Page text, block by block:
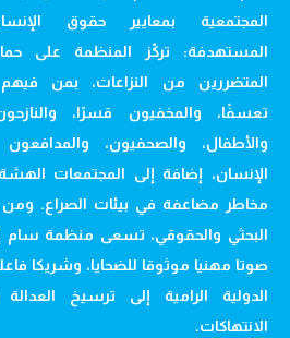
المجتمعية بمعايير حقوق
المستهدفة: تركّز المنظمة على
المتضررين من النزاعات، بمن
تعسفًا، والمخفيون قسرًا،
والأطفال، والصحفيون،
الإنسان، إضافة إلى المجتمعات
مخاطر مضاعفة في بيئات الصراع. ومن
البحثي والحقوقي، تسعى منظمة سام
صوتا مهنيا موثوقا للضحايا، وشريكا
الدولية الرامية إلى ترسيخ
الانتهاكات.